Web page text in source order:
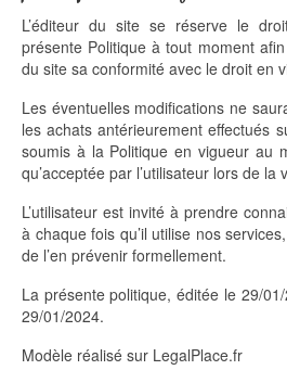
L’éditeur du site se réserve le
présente Politique à tout moment
du site sa conformité avec le droit en
Les éventuelles modifications ne
les achats antérieurement effectués
soumis à la Politique en vigueur au
qu’acceptée par l’utilisateur lors de la
L’utilisateur est invité à prendre
à chaque fois qu’il utilise nos
de l’en prévenir formellement.
La présente politique, éditée le 29/
29/01/2024.
Modèle réalisé sur LegalPlace.fr